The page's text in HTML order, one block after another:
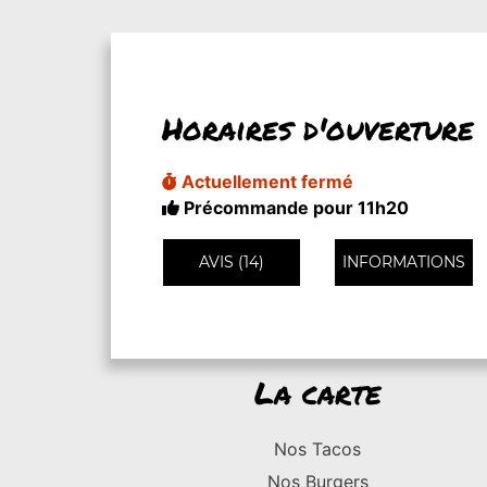
Horaires d'ouverture
Actuellement fermé
Précommande pour 11h20
AVIS (14) INFORMATIONS
La carte
Nos Tacos
Nos Burgers